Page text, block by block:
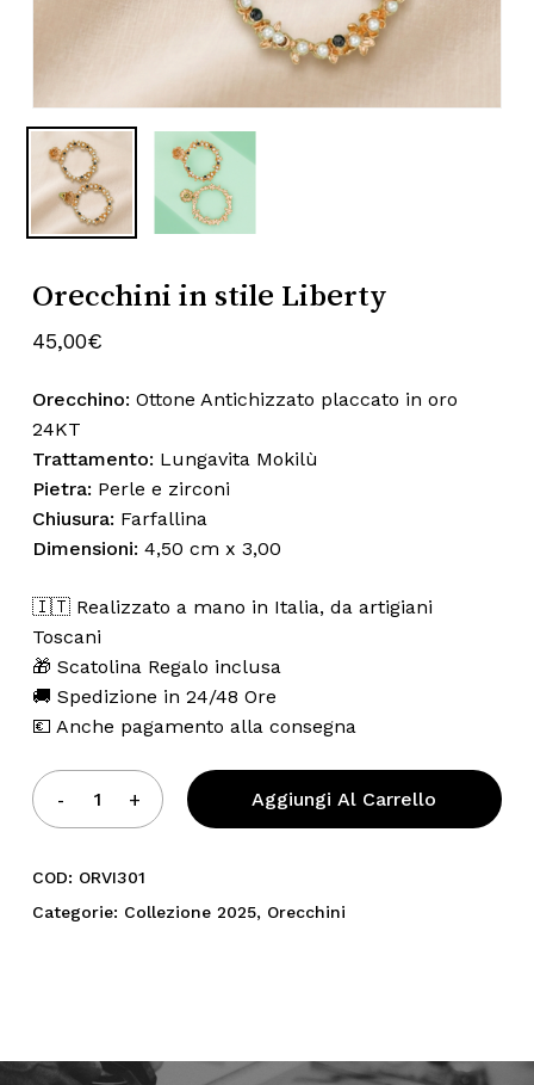
Visualizza Carrello
Orecchini in stile Liberty
45,00€
Orecchino: Ottone Antichizzato placcato in oro
24KT
Trattamento: Lungavita Mokilù
Pietra: Perle e zirconi
Chiusura: Farfallina
Dimensioni: 4,50 cm x 3,00
🇮🇹 Realizzato a mano in Italia, da artigiani
Toscani
🎁 Scatolina Regalo inclusa
🚚 Spedizione in 24/48 Ore
💶 Anche pagamento alla consegna
Aggiungi Al Carrello
COD: ORVI301
Categorie: Collezione 2025, Orecchini
Email *
in questo browser per la prossima